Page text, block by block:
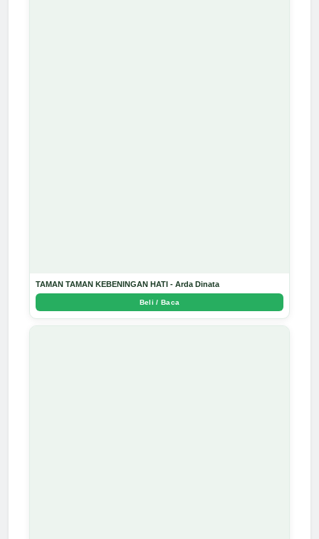
TAMAN TAMAN KEBENINGAN HATI - Arda Dinata
Beli / Baca